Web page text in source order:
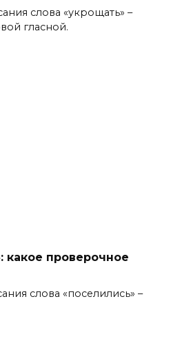
слова «укрощать» –
гласной.
какое проверочное
слова «поселились» –